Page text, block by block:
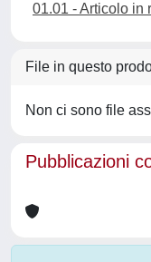
01.01 - Articolo in
File in questo
Non ci sono file
Pubblicazioni